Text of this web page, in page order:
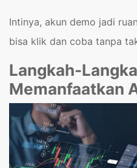
Intinya, akun demo jadi
bisa klik dan coba tanpa
Langkah-
Memanfaatkan